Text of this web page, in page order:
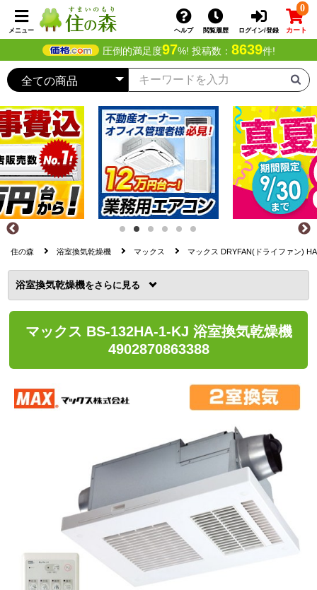
メニュー ヘルプ 閲覧履歴 ログイン/登録
0
カート
圧倒的満足度97%! 投稿数： 8639件!
住の森 浴室換気乾燥機 マックス マックス DRYFAN(ドライファン)
浴室換気乾燥機を
マックス BS-132HA-1-KJ 浴室換気乾燥機
4902870863388